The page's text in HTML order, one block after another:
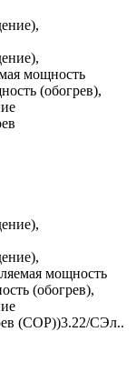
мощность
(обогрев),
мощность
(обогрев),
(COP))3.22/CЭл..